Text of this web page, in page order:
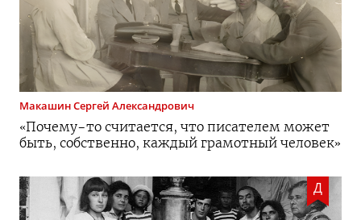
МакашинСергей Александрович
«Почему-то считается, что писателем может
быть, собственно, каждый грамотный человек»
Д